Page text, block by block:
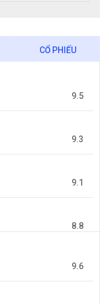
CỔ PHIẾU
9.5
9.3
9.1
8.8
9.6